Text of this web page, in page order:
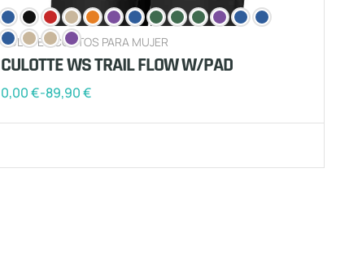
CULOTES CORTOS PARA MUJER
CULOTTE WS TRAIL FLOW W/PAD
0,00€-89,90€